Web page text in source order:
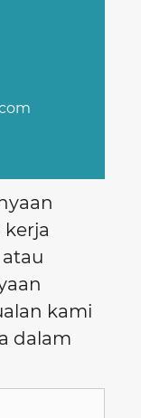
kami
dalam